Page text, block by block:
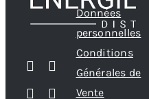
Données
personnelles
Conditions
Générales de
Vente